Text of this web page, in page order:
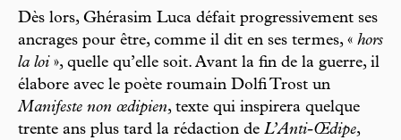
Dès lors, Ghérasim Luca défait progressivement ses
ancrages pour être, comme il dit en ses termes, « hors
la loi », quelle qu’elle soit. Avant la fin de la guerre, il
élabore avec le poète roumain Dolfi Trost un
Manifeste non œdipien, texte qui inspirera quelque
trente ans plus tard la rédaction de L’Anti-Œdipe,